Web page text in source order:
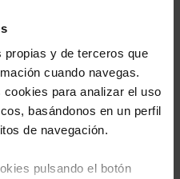
y de terceros que
cuando navegas.
para analizar el uso
basándonos en un perfil
de navegación.
pulsando el botón